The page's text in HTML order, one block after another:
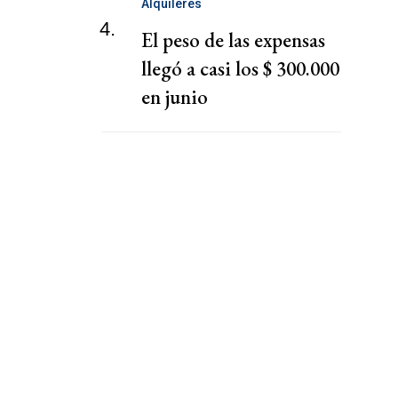
4.
Alquileres
El peso de las expensas
llegó a casi los $ 300.000
en junio